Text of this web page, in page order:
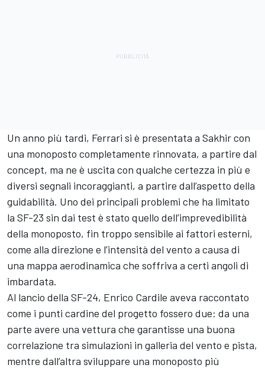
Un anno più tardi, Ferrari si è presentata a Sakhir con
una monoposto completamente rinnovata, a partire dal
concept, ma ne è uscita con qualche certezza in più e
diversi segnali incoraggianti, a partire dall’aspetto della
guidabilità. Uno dei principali problemi che ha limitato
la SF-23 sin dai test è stato quello dell’imprevedibilità
della monoposto, fin troppo sensibile ai fattori esterni,
come alla direzione e l’intensità del vento a causa di
una mappa aerodinamica che soffriva a certi angoli di
imbardata.
Al lancio della SF-24, Enrico Cardile aveva raccontato
come i punti cardine del progetto fossero due: da una
parte avere una vettura che garantisse una buona
correlazione tra simulazioni in galleria del vento e pista,
mentre dall’altra sviluppare una monoposto più